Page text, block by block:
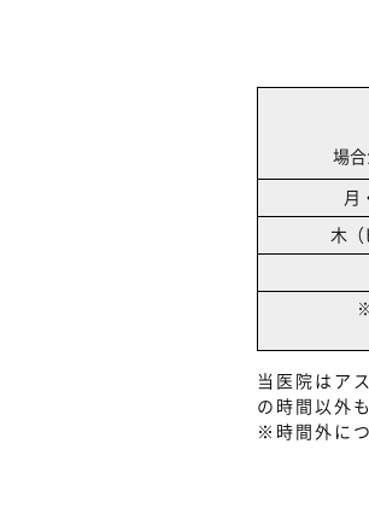
場
月
木（
当医院はア
の時間以外
※時間外に